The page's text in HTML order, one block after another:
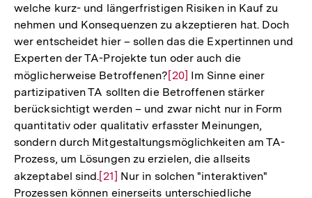
welche kurz- und längerfristigen Risiken in Kauf zu
nehmen und Konsequenzen zu akzeptieren hat. Doch
wer entscheidet hier – sollen das die Expertinnen und
Experten der TA-Projekte tun oder auch die
möglicherweise Betroffenen?Zur
Auflösung
der
Fußnote
[20] Im Sinne einer
partizipativen TA sollten die Betroffenen stärker
berücksichtigt werden – und zwar nicht nur in Form
quantitativ oder qualitativ erfasster Meinungen,
sondern durch Mitgestaltungsmöglichkeiten am TA-
Prozess, um Lösungen zu erzielen, die allseits
akzeptabel sind.Zur
Auflösung
[21] Nur in solchen "interaktiven"
Prozessen können einerseits unterschiedliche